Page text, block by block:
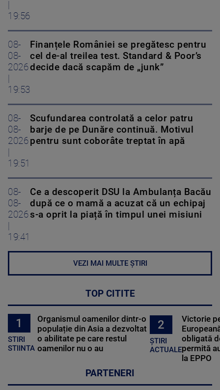
19:56
08-
08-
2026
19:53
Finanțele României se pregătesc pentru
cel de-al treilea test. Standard & Poor’s
decide dacă scapăm de „junk”
08-
08-
2026
19:51
Scufundarea controlată a celor patru
barje de pe Dunăre continuă. Motivul
pentru sunt coborâte treptat în apă
08-
08-
2026
19:41
Ce a descoperit DSU la Ambulanța Bacău
după ce o mamă a acuzat că un echipaj
s-a oprit la piață în timpul unei misiuni
VEZI MAI MULTE ȘTIRI
TOP CITITE
1
STIRI
STIINTA
Organismul oamenilor dintr-o
populație din Asia a dezvoltat
o abilitate pe care restul
oamenilor nu o au
2
ȘTIRI
ACTUALE
Victorie
obligată
permită
la EPPO
PARTENERI